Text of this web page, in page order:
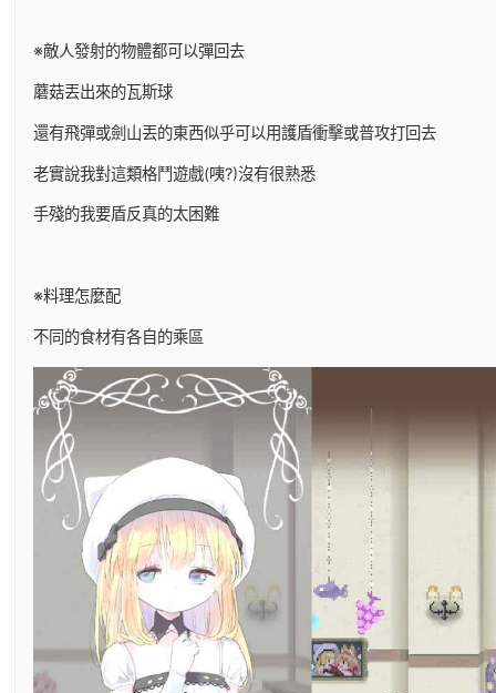
※敵人發射的物體都可以彈回去
蘑菇丟出來的瓦斯球
還有飛彈或劍山丟的東西似乎可以用護盾衝擊或普攻打回去
老實說我對這類格鬥遊戲(咦?)沒有很熟悉
手殘的我要盾反真的太困難
※料理怎麼配
不同的食材有各自的乘區